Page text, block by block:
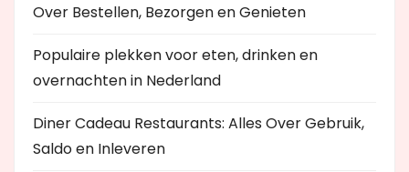
Over Bestellen, Bezorgen en Genieten
Populaire plekken voor eten, drinken en
overnachten in Nederland
Diner Cadeau Restaurants: Alles Over Gebruik,
Saldo en Inleveren